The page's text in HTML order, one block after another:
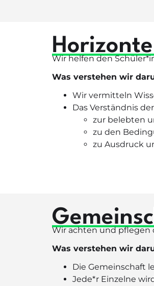
Wir helfen den
Was verstehen wir
Wir vermitteln
Das Verständnis
zur belebten
zu den
zu Ausdruck
Wir achten und pflegen
Was verstehen wir
Die Gemeinschaft
Jede*r Einzelne